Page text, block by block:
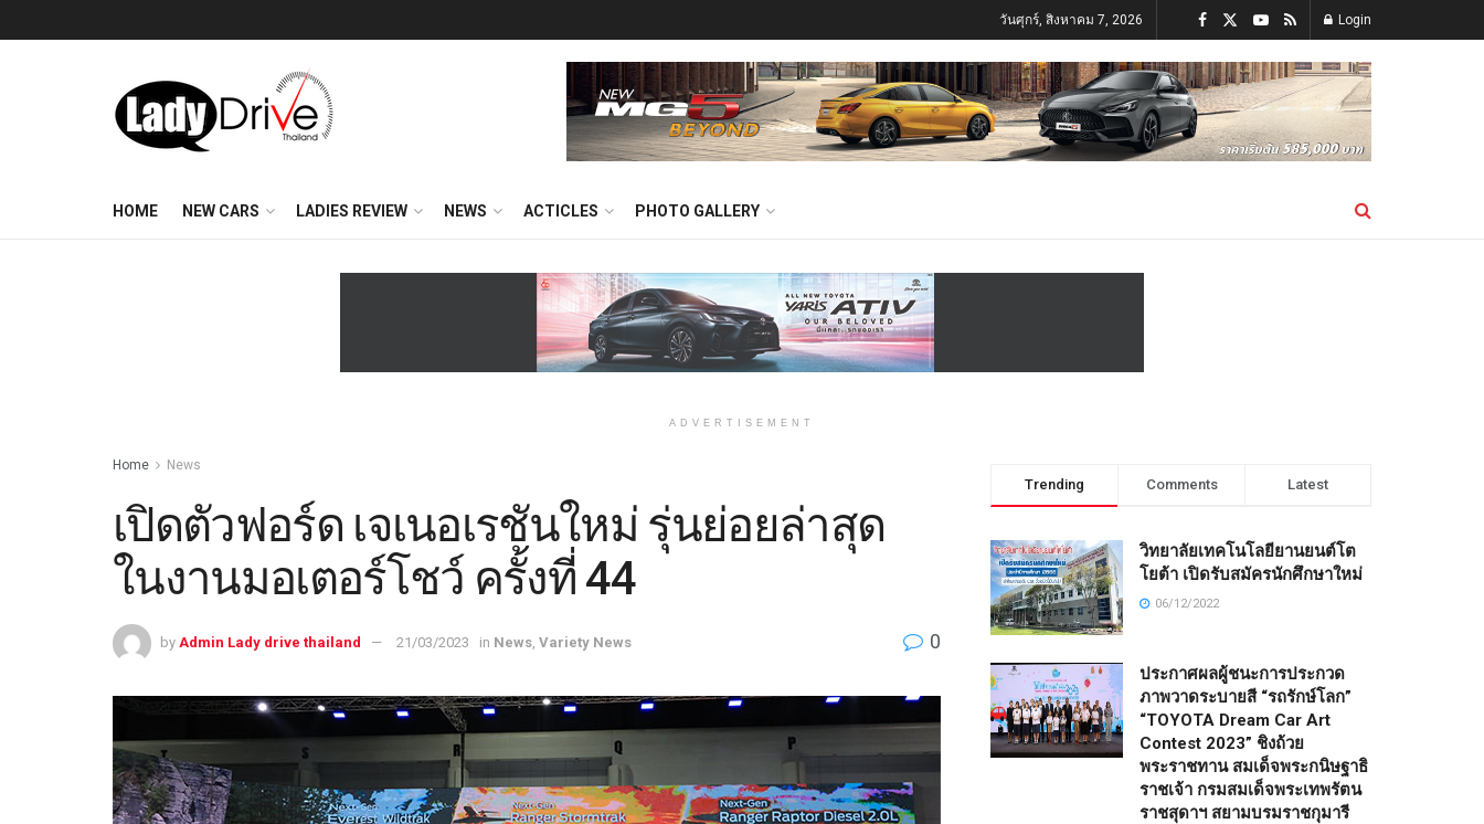
วันศุกร์, สิงหาคม 7, 2026 Login
HOME NEW CARS LADIES REVIEW NEWS ACTICLES PHOTO GALLERY
ADVERTISEMENT
Home News
เปิดตัวฟอร์ด เจเนอเรชันใหม่ รุ่นย่อยล่าสุด
ในงานมอเตอร์โชว์ ครั้งที่ 44
by Admin Lady drive thailand 21/03/2023 in News Variety News 0
Trending Comments Latest
วิทยาลัยเทคโนโลยียานยนต์โต
โยต้า เปิดรับสมัครนักศึกษาใหม่
06/12/2022
ประกาศผลผู้ชนะการประกวด
ภาพวาดระบายสี “รถรักษ์โลก”
“TOYOTA Dream Car Art
Contest 2023” ชิงถ้วย
พระราชทาน สมเด็จพระกนิษฐาธิ
ราชเจ้า กรมสมเด็จพระเทพรัตน
ราชสุดาฯ สยามบรมราชกุมารี